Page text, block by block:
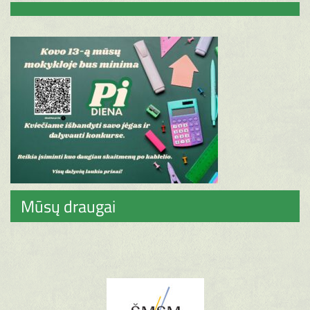
Mūsų draugai